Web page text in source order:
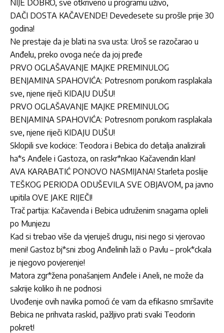
NIJE DOBRO, sve otkriveno u programu uživo,
DAČI DOSTA KAČAVENDE! Devedesete su prošle prije 30
godina!
Ne prestaje da je blati na sva usta: Uroš se razočarao u
Anđelu, preko ovoga neće da joj pređe
PRVO OGLAŠAVANJE MAJKE PREMINULOG
BENJAMINA SPAHOVIĆA: Potresnom porukom rasplakala
sve, njene riječi KIDAJU DUŠU!
PRVO OGLAŠAVANJE MAJKE PREMINULOG
BENJAMINA SPAHOVIĆA: Potresnom porukom rasplakala
sve, njene riječi KIDAJU DUŠU!
Sklopili sve kockice: Teodora i Bebica do detalja analizirali
ha*s Anđele i Gastoza, on raskr*nkao Kačavendin klan!
AVA KARABATIĆ PONOVO NASMIJANA! Starleta poslije
TEŠKOG PERIODA ODUŠEVILA SVE OBJAVOM, pa javno
upitila OVE JAKE RIJEČI!
Trač partija: Kačavenda i Bebica udruženim snagama opleli
po Munjezu
Kad si trebao više da vjeruješ drugu, nisi nego si vjerovao
meni! Gastoz bj*sni zbog Anđelinih laži o Pavlu – prok*ckala
je njegovo povjerenje!
Matora zgr*žena ponašanjem Anđele i Aneli, ne može da
sakrije koliko ih ne podnosi
Uvođenje ovih navika pomoći će vam da efikasno smršavite
Bebica ne prihvata raskid, pažljivo prati svaki Teodorin
pokret!